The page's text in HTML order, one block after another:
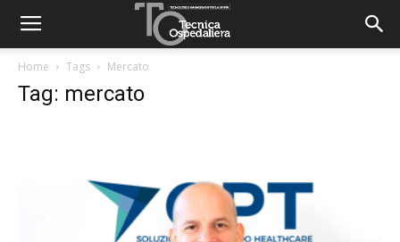
Home Tags Mercato
Tag: mercato